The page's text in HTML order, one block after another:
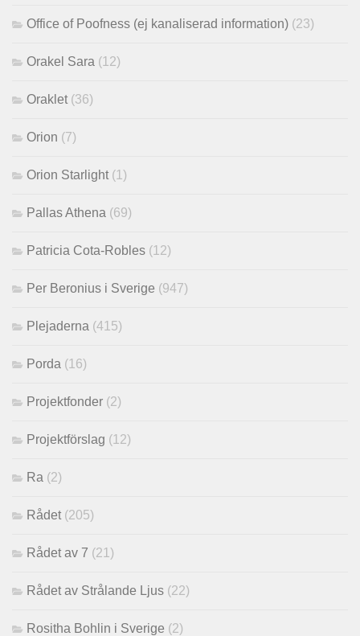
Office of Poofness (ej kanaliserad information) (23)
Orakel Sara (12)
Oraklet (36)
Orion (7)
Orion Starlight (1)
Pallas Athena (69)
Patricia Cota-Robles (12)
Per Beronius i Sverige (947)
Plejaderna (415)
Porda (16)
Projektfonder (2)
Projektförslag (12)
Ra (2)
Rådet (205)
Rådet av 7 (21)
Rådet av Strålande Ljus (22)
Rositha Bohlin i Sverige (2)